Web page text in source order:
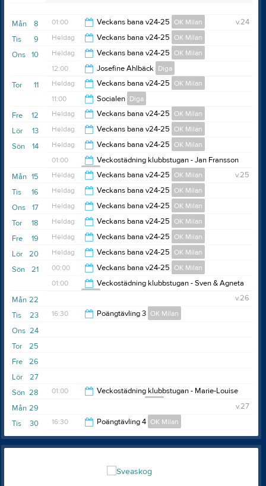
8
Mån v.24
01:00 Veckans bana v24-25 OK Milan
00:00
9
Tis Heldag Veckans bana v24-25 OK Milan
10
Ons Heldag Veckans bana v24-25 OK Milan
12:00
Josefine Ahlbäck Diga
18:00
11
Tor Heldag Veckans bana v24-25 OK Milan
11:00
Socialen Diga
16:00
12
Fre Heldag Veckans bana v24-25 OK Milan
13
Lör Heldag Veckans bana v24-25 OK Milan
14
Sön Heldag Veckans bana v24-25 OK Milan
01:00
Veckostädning klubbstugan - Jan Fransson
Diga
23:00
15
Mån v.25
Heldag Veckans bana v24-25 OK Milan
16
Tis Heldag Veckans bana v24-25 OK Milan
17
Ons Heldag Veckans bana v24-25 OK Milan
18
Tor Heldag Veckans bana v24-25 OK Milan
19
Fre Heldag Veckans bana v24-25 OK Milan
20
Lör Heldag Veckans bana v24-25 OK Milan
21
Sön 00:00 Veckans bana v24-25 OK Milan
01:00
Veckostädning klubbstugan - Sven & Agneta
23:00
22
Mån
v.26
23
Tis 16:30 Poängtävling 3 OK Milan
24
Ons
25
Tor
26
Fre
27
Lör
28
Sön 01:00
Veckostädning klubbstugan - Marie-Louise
23:00
29
Mån
v.27
30
Tis 16:30 Poängtävling 4 OK Milan
18:30